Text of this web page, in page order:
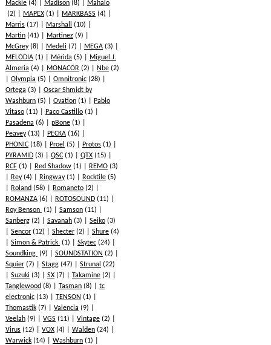
Mackie (4) Madison (8)
Mahalo
(2)
MAPEX (1) MARKBASS (4)
Marris (17) Marshall
(10)
Martin (41) Martinez (9)
McGrey(8) Medeli (7) MEGA (3)
MELODIA (1) Mérida (5)
Miguel J.
Almeria (4) MONACOR (2) Nbe (2)
Olympia (5) Omnitronic (28)
Ortega (3)
Oscar Shmidt by
Washburn (5) Ovation (1)
Pablo
Vitaso (11) Paco Castillo (1)
Pasadena (6) pBone (1)
Peavey(13) PECKA (16)
PHONIC (18) Proel (5) Protos (1)
PYRAMID (3) QSC (1) QTX (15)
RCF (1) Red Shadow (1) REMO (3)
Rey(4) Ringway(1) Rocktile (5)
Roland (58) Romaneto (2)
ROMANZA (6) ROTOSOUND (11)
Roy Benson (1) Samson (11)
Sanberg (2) Savanah (3) Seiko (3)
Sencor (12) Shecter (2) Shure (4)
Simon & Patrick (1) Skytec (24)
Soundking (9) SOUNDSTATION (2)
Squier (7) Stagg (47) Strunal (22)
Suzuki (3) SX (7) Takamine (2)
Tanglewood (8) Tasman (8)
tc
electronic (13) TENSON (1)
Thomastik (7) Valencia (9)
Veelah (9) VGS (11) Vintage (2)
Virus (12) VOX (4) Walden (24)
Warwick (14) Washburn (1)